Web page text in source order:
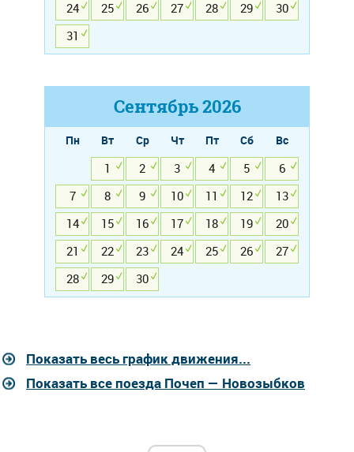
24
25 26 27 28 29
30
31
Сентябрь2026
Пн Вт Ср Чт Пт Сб
Вс
1
2 3 4 5
6
7
8 9 10 11 12
13
14
15 16 17 18 19
20
21
22 23 24 25 26
27
28
29 30
Показать весь график движения...
Показать все поезда Почеп — Новозыбков